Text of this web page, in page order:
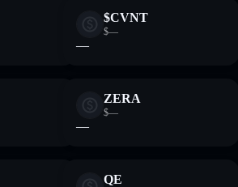
$CVNT
$—
—
ZERA
$—
—
QE